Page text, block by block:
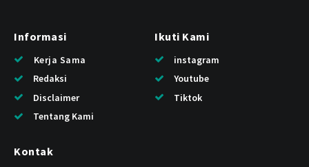
Informasi
Kerja Sama
Redaksi
Disclaimer
Tentang Kami
Ikuti Kami
instagram
Youtube
Tiktok
Kontak